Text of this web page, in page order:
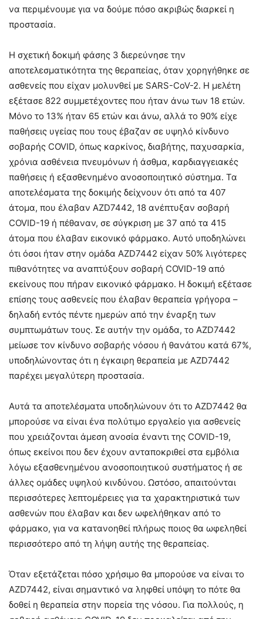
να περιμένουμε για να δούμε πόσο ακριβώς διαρκεί η
προστασία.
Η σχετική δοκιμή φάσης 3 διερεύνησε την
αποτελεσματικότητα της θεραπείας, όταν χορηγήθηκε σε
ασθενείς που είχαν μολυνθεί με SARS-CoV-2. Η μελέτη
εξέτασε 822 συμμετέχοντες που ήταν άνω των 18 ετών.
Μόνο το 13% ήταν 65 ετών και άνω, αλλά το 90% είχε
παθήσεις υγείας που τους έβαζαν σε υψηλό κίνδυνο
σοβαρής COVID, όπως καρκίνος, διαβήτης, παχυσαρκία,
χρόνια ασθένεια πνευμόνων ή άσθμα, καρδιαγγειακές
παθήσεις ή εξασθενημένο ανοσοποιητικό σύστημα. Τα
αποτελέσματα της δοκιμής δείχνουν ότι από τα 407
άτομα, που έλαβαν AZD7442, 18 ανέπτυξαν σοβαρή
COVID-19 ή πέθαναν, σε σύγκριση με 37 από τα 415
άτομα που έλαβαν εικονικό φάρμακο. Αυτό υποδηλώνει
ότι όσοι ήταν στην ομάδα AZD7442 είχαν 50% λιγότερες
πιθανότητες να αναπτύξουν σοβαρή COVID-19 από
εκείνους που πήραν εικονικό φάρμακο. Η δοκιμή εξέτασε
επίσης τους ασθενείς που έλαβαν θεραπεία γρήγορα –
δηλαδή εντός πέντε ημερών από την έναρξη των
συμπτωμάτων τους. Σε αυτήν την ομάδα, το AZD7442
μείωσε τον κίνδυνο σοβαρής νόσου ή θανάτου κατά 67%,
υποδηλώνοντας ότι η έγκαιρη θεραπεία με AZD7442
παρέχει μεγαλύτερη προστασία.
Αυτά τα αποτελέσματα υποδηλώνουν ότι το AZD7442 θα
μπορούσε να είναι ένα πολύτιμο εργαλείο για ασθενείς
που χρειάζονται άμεση ανοσία έναντι της COVID-19,
όπως εκείνοι που δεν έχουν ανταποκριθεί στα εμβόλια
λόγω εξασθενημένου ανοσοποιητικού συστήματος ή σε
άλλες ομάδες υψηλού κινδύνου. Ωστόσο, απαιτούνται
περισσότερες λεπτομέρειες για τα χαρακτηριστικά των
ασθενών που έλαβαν και δεν ωφελήθηκαν από το
φάρμακο, για να κατανοηθεί πλήρως ποιος θα ωφεληθεί
περισσότερο από τη λήψη αυτής της θεραπείας.
Όταν εξετάζεται πόσο χρήσιμο θα μπορούσε να είναι το
AZD7442, είναι σημαντικό να ληφθεί υπόψη το πότε θα
δοθεί η θεραπεία στην πορεία της νόσου. Για πολλούς, η